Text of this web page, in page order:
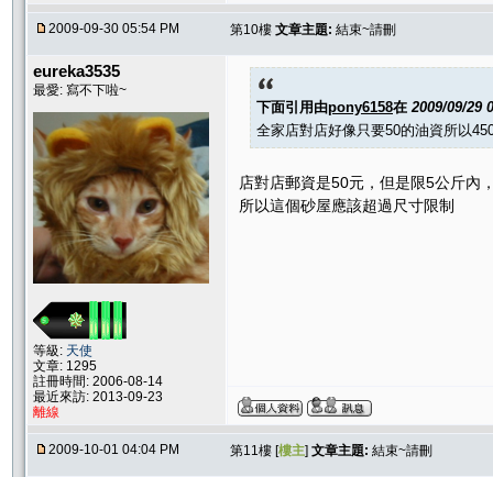
2009-09-30 05:54 PM 第10樓 文章主題: 結束~請刪
eureka3535
最愛: 寫不下啦~
等級: 天使
文章: 1295
註冊時間: 2006-08-14
最近來訪: 2013-09-23
離線
下面引用由pony6158在 2009/09/29
全家店對店好像只要50的油資所以
店對店郵資是50元，但是限5公斤內
所以這個砂屋應該超過尺寸限制
2009-10-01 04:04 PM 第11樓 [樓主] 文章主題: 結束~請刪